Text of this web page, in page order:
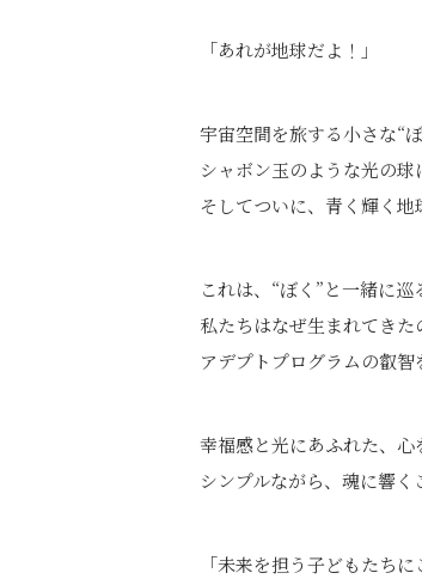
「あれが地球だよ！」
宇宙空間を旅する小さな“ぼ
シャボン玉のような光の球
そしてついに、青く輝く地
これは、“ぼく”と一緒に巡
私たちはなぜ生まれてき
アデプトプログラムの叡智
幸福感と光にあふれた、心
シンプルながら、魂に響く
「未来を担う子どもたち